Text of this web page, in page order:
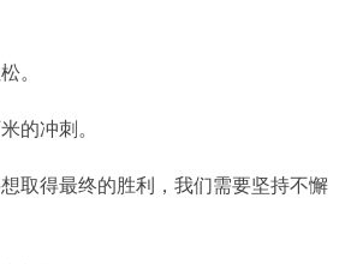
。
的冲刺。
取得最终的胜利，我们需要坚持不懈